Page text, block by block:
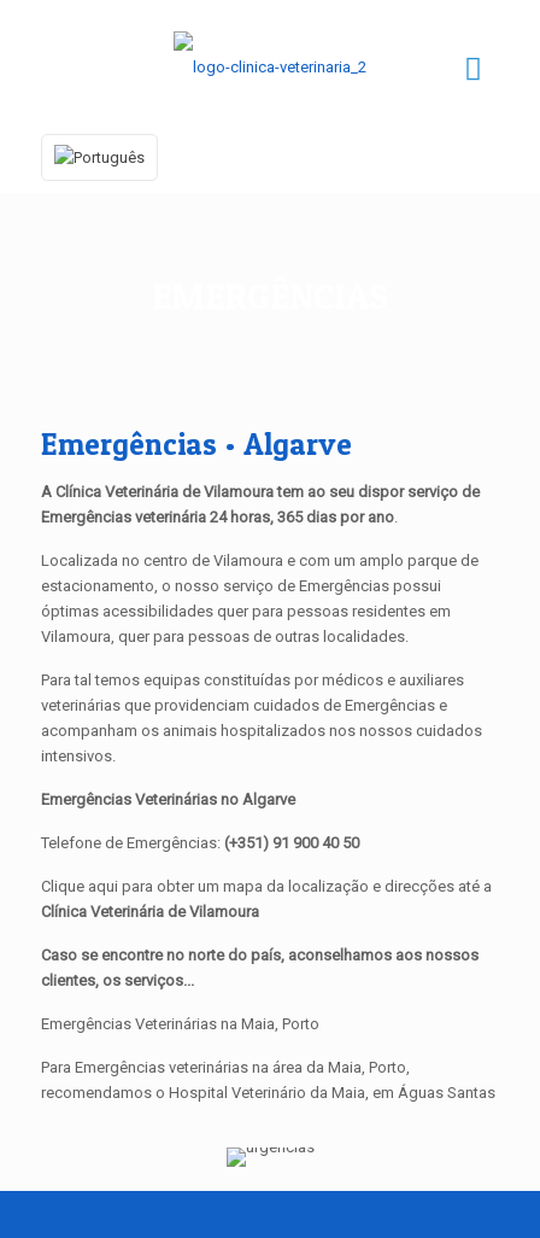
Emergências • Algarve
A Clínica Veterinária de Vilamoura tem ao seu dispor serviço de
Emergências veterinária 24 horas, 365 dias por ano.
Localizada no centro de Vilamoura e com um amplo parque de
estacionamento, o nosso serviço de Emergências possui
óptimas acessibilidades quer para pessoas residentes em
Vilamoura, quer para pessoas de outras localidades.
Para tal temos equipas constituídas por médicos e auxiliares
veterinárias que providenciam cuidados de Emergências e
acompanham os animais hospitalizados nos nossos cuidados
intensivos.
Emergências Veterinárias no Algarve
Telefone de Emergências:(+351) 91 900 40 50
Clique aqui para obter um mapa da localização e direcções até a
Clínica Veterinária de Vilamoura
Caso se encontre no norte do país, aconselhamos aos nossos
clientes, os serviços...
Emergências Veterinárias na Maia, Porto
Para Emergências veterinárias na área da Maia, Porto,
recomendamos o Hospital Veterinário da Maia, em Águas Santas